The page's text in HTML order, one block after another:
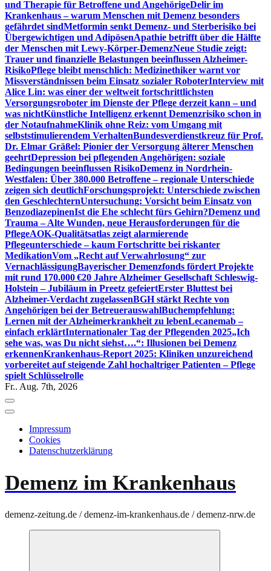
und Therapie für Betroffene und AngehörigeDelir im
Krankenhaus – warum Menschen mit Demenz besonders
gefährdet sindMetformin senkt Demenz- und Sterberisiko bei
Übergewichtigen und AdipösenApathie betrifft über die Hälfte
der Menschen mit Lewy-Körper-DemenzNeue Studie zeigt:
Trauer und finanzielle Belastungen beeinflussen Alzheimer-
RisikoPflege bleibt menschlich: Medizinethiker warnt vor
Missverständnissen beim Einsatz sozialer RoboterInterview mit
Alice Lin: was einer der weltweit fortschrittlichsten
Versorgungsroboter im Dienste der Pflege derzeit kann – und
was nichtKünstliche Intelligenz erkennt Demenzrisiko schon in
der NotaufnahmeKlinik ohne Reiz: vom Umgang mit
selbststimulierendem VerhaltenBundesverdienstkreuz für Prof.
Dr. Elmar Gräßel: Pionier der Versorgung älterer Menschen
geehrtDepression bei pflegenden Angehörigen: soziale
Bedingungen beeinflussen RisikoDemenz in Nordrhein-
Westfalen: Über 380.000 Betroffene – regionale Unterschiede
zeigen sich deutlichForschungsprojekt: Unterschiede zwischen
den GeschlechternUntersuchung: Vorsicht beim Einsatz von
BenzodiazepinenIst die Ehe schlecht fürs Gehirn?Demenz und
Trauma – Alte Wunden, neue Herausforderungen für die
PflegeAOK-Qualitätsatlas zeigt alarmierende
Pflegeunterschiede – kaum Fortschritte bei riskanter
MedikationVom „Recht auf Verwahrlosung“ zur
VernachlässigungBayerischer Demenzfonds fördert Projekte
mit rund 170.000 €20 Jahre Alzheimer Gesellschaft Schleswig-
Holstein – Jubiläum in Preetz gefeiertErster Bluttest bei
Alzheimer-Verdacht zugelassenBGH stärkt Rechte von
Angehörigen bei der BetreuerauswahlBuchempfehlung:
Lernen mit der Alzheimerkrankheit zu lebenLecanemab –
einfach erklärtInternationaler Tag der Pflegenden 2025„Ich
sehe was, was Du nicht siehst….“: Illusionen bei Demenz
erkennenKrankenhaus-Report 2025: Kliniken unzureichend
vorbereitet auf steigende Zahl hochaltriger Patienten – Pflege
spielt Schlüsselrolle
Fr.. Aug. 7th, 2026
Impressum
Cookies
Datenschutzerklärung
Demenz im Krankenhaus
demenz-zeitung.de / demenz-im-krankenhaus.de / demenz-nrw.de